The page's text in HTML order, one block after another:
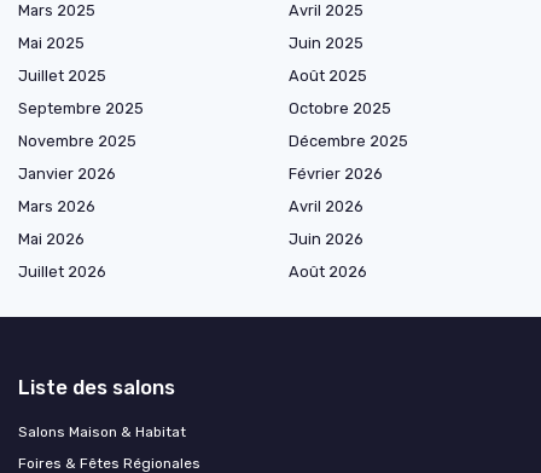
Mars 2025
Avril 2025
Mai 2025
Juin 2025
Juillet 2025
Août 2025
Septembre 2025
Octobre 2025
Novembre 2025
Décembre 2025
Janvier 2026
Février 2026
Mars 2026
Avril 2026
Mai 2026
Juin 2026
Juillet 2026
Août 2026
Liste des salons
Salons Maison & Habitat
Foires & Fêtes Régionales